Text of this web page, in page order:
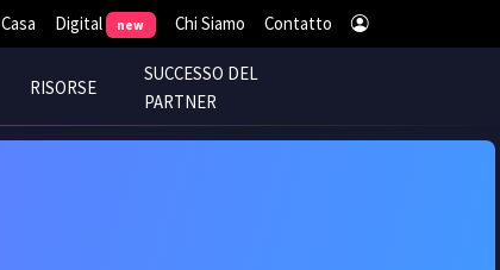
Casa Digital new Chi Siamo Contatto
RISORSE
SUCCESSO DEL
PARTNER